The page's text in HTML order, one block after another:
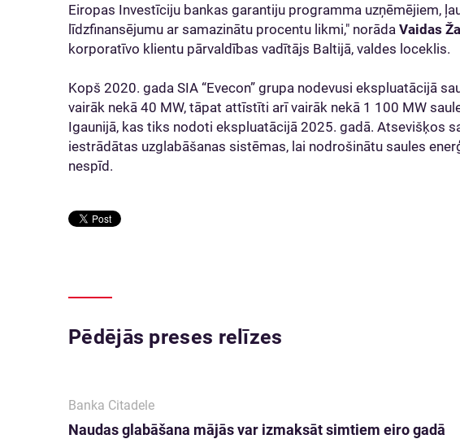
Eiropas Investīciju bankas garantiju programma uzņēmējiem,
līdzfinansējumu ar samazinātu procentu likmi," norāda Vaidas
korporatīvo klientu pārvaldības vadītājs Baltijā, valdes loceklis.
Kopš 2020. gada SIA “Evecon” grupa nodevusi ekspluatācijā
vairāk nekā 40 MW, tāpat attīstīti arī vairāk nekā 1 100 MW
Igaunijā, kas tiks nodoti ekspluatācijā 2025. gadā. Atsevišķos
iestrādātas uzglabāšanas sistēmas, lai nodrošinātu saules
nespīd.
Pēdējās preses relīzes
Banka Citadele
Naudas glabāšana mājās var izmaksāt simtiem eiro gadā